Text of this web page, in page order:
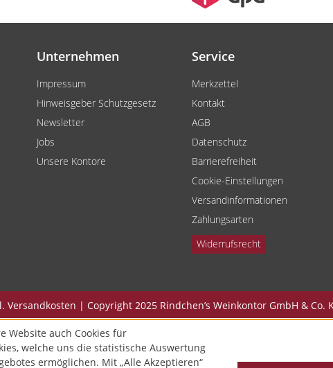
Unternehmen
Impressum
Hinweisgeber Schutzgesetz
Newsletter
Jobs
Unsere Kontore
Service
Merkzettel
Kontakt
AGB
Datenschutz
Barrierefreiheit
Cookie-Einstellungen
Versandinformationen
Zahlungsarten
Widerrufsrecht
Versandkosten | Copyright 2025 Rindchen’s Weinkontor GmbH & Co.
Website auch Cookies für
welche uns die statistische Auswertung
ermöglichen. Mit „Alle Akzeptieren“